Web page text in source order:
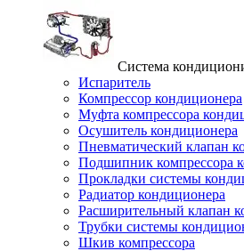
Система
Испаритель
Компрессор кондиционера
Муфта компрессора
Осушитель кондиционера
Пневматический клапан
Подшипник компрессора
Прокладки системы
Радиатор кондиционера
Расширительный клапан
Трубки системы
Шкив компрессора